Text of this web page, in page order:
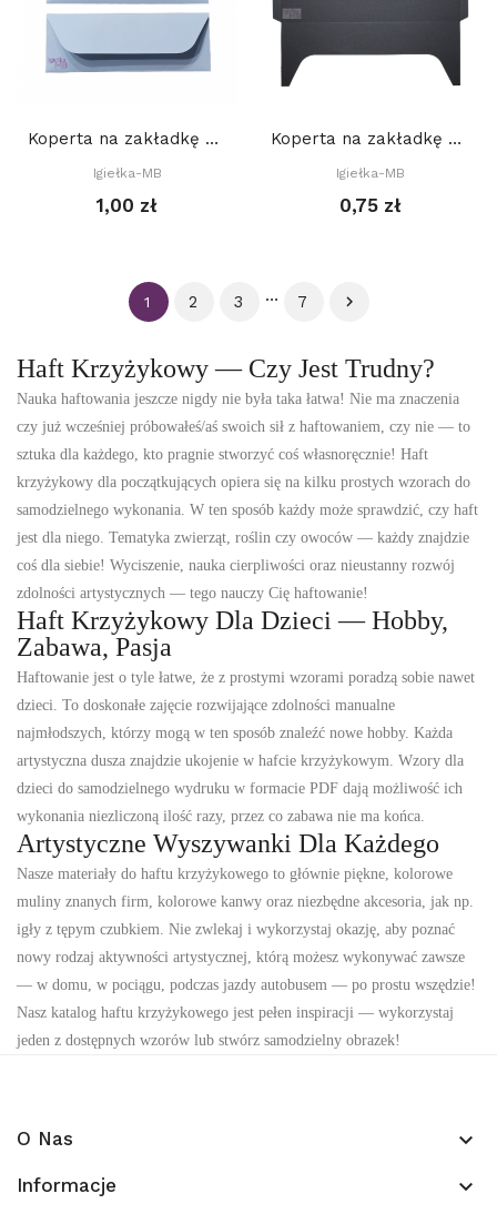
Koperta na zakładkę do książki 22 x 8 cm,...
Igiełka-MB
1,00 zł
Koperta na zakładkę do książki 22 x 8 cm, SCRAP
Igiełka-MB
0,75 zł
1 2 3 … 7 
Haft Krzyżykowy — Czy Jest Trudny?
Nauka haftowania jeszcze nigdy nie była taka łatwa! Nie ma znaczenia
czy już wcześniej próbowałeś/aś swoich sił z haftowaniem, czy nie — to
sztuka dla każdego, kto pragnie stworzyć coś własnoręcznie! Haft
krzyżykowy dla początkujących opiera się na kilku prostych wzorach do
samodzielnego wykonania. W ten sposób każdy może sprawdzić, czy haft
jest dla niego. Tematyka zwierząt, roślin czy owoców — każdy znajdzie
coś dla siebie! Wyciszenie, nauka cierpliwości oraz nieustanny rozwój
zdolności artystycznych — tego nauczy Cię haftowanie!
Haft Krzyżykowy Dla Dzieci— Hobby,
Zabawa, Pasja
Haftowanie jest o tyle łatwe, że z prostymi wzorami poradzą sobie nawet
dzieci. To doskonałe zajęcie rozwijające zdolności manualne
najmłodszych, którzy mogą w ten sposób znaleźć nowe hobby. Każda
artystyczna dusza znajdzie ukojenie w hafcie krzyżykowym. Wzory dla
dzieci do samodzielnego wydruku w formacie PDF dają możliwość ich
wykonania niezliczoną ilość razy, przez co zabawa nie ma końca.
Artystyczne Wyszywanki Dla Każdego
Nasze materiały do haftu krzyżykowego to głównie piękne, kolorowe
muliny znanych firm, kolorowe kanwy oraz niezbędne akcesoria, jak np.
igły z tępym czubkiem. Nie zwlekaj i wykorzystaj okazję, aby poznać
nowy rodzaj aktywności artystycznej, którą możesz wykonywać zawsze
— w domu, w pociągu, podczas jazdy autobusem — po prostu wszędzie!
Nasz katalog haftu krzyżykowego jest pełen inspiracji — wykorzystaj
jeden z dostępnych wzorów lub stwórz samodzielny obrazek!
O Nas keyboard_arrow_down
Informacje keyboard_arrow_down